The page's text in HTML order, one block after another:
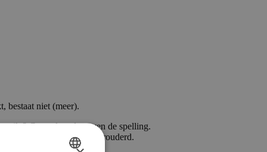
bestaat niet (meer).
Controleer dan even de spelling.
is die waarschijnlijk verouderd.